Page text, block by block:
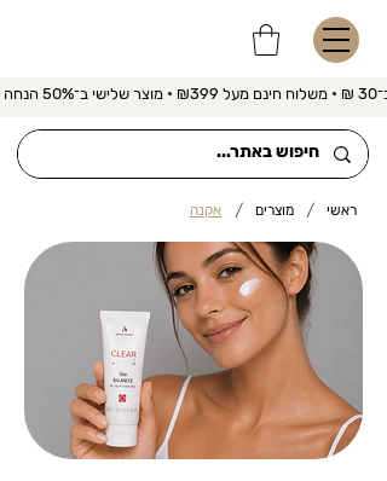
הנחה
ראשי / מוצרים / אקנה